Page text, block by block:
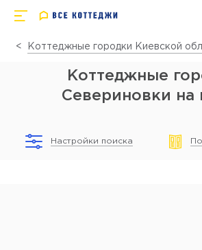
Коттеджные городки Киевской
Коттеджные
Севериновки на
Настройки поиска